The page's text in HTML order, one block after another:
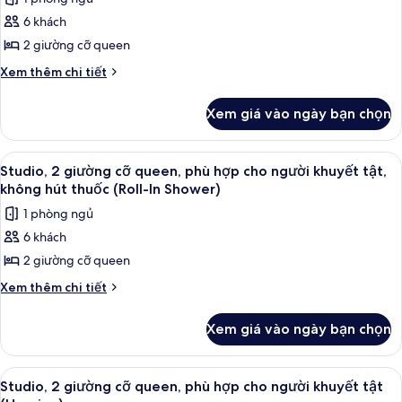
hút
ảnh
Studio,
2
giường
phù
hợp
cho
người
khuyết
tật,
bồn
6 khách
2 giường cỡ queen
Xem thêm chi tiết
Chi
Studio,
giường
cỡ
queen,
phù
hợp
người
khuyết
tật,
Xem giá vào ngày bạn chọn
Xem
tất
cả
ảnh
Studio,
2
giường
phù
hợp
cho
Két bảo mật tại phòng, bộ trải
7
Studio, 2 giường cỡ queen, phù hợp cho người khuyết tật,
không hút thuốc (Roll-In Shower)
1 phòng ngủ
6 khách
2 giường cỡ queen
Xem thêm chi tiết
Chi
Studio,
giường
Xem giá vào ngày bạn chọn
Xem
tất
6
Studio, 2 giường cỡ queen, phù hợp cho người khuyết tật